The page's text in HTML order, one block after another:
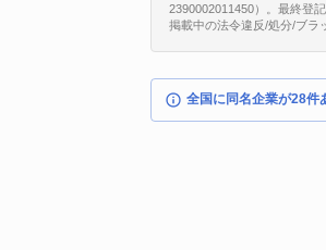
2390002011450）。最終登
掲載中の法令違反/処分/ブラ
全国に同名企業が28件